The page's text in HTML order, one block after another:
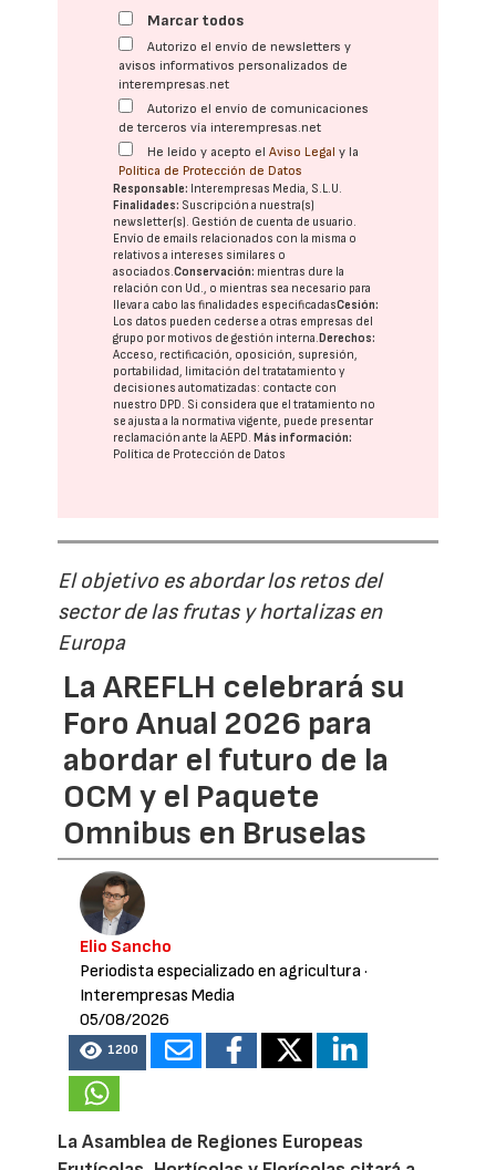
Marcar todos
Autorizo el envío de newsletters y
avisos informativos personalizados de
interempresas.net
Autorizo el envío de comunicaciones
de terceros vía interempresas.net
He leído y acepto elAviso Legal y la
Política de Protección de Datos
Responsable: Interempresas Media, S.L.U.
Finalidades: Suscripción a nuestra(s)
newsletter(s). Gestión de cuenta de usuario.
Envío de emails relacionados con la misma o
relativos a intereses similares o
asociados.Conservación: mientras dure la
relación con Ud., o mientras sea necesario para
llevar a cabo las finalidades especificadasCesión:
Los datos pueden cederse a otras empresas del
grupo por motivos de gestión interna.Derechos:
Acceso, rectificación, oposición, supresión,
portabilidad, limitación del tratatamiento y
decisiones automatizadas: contacte con
nuestro DPD . Si considera que el tratamiento no
se ajusta a la normativa vigente, puede presentar
reclamación ante laAEPD .Más información:
Política de Protección de Datos
El objetivo es abordar los retos del
sector de las frutas y hortalizas en
Europa
La AREFLH celebrará su
Foro Anual 2026 para
abordar el futuro de la
OCM y el Paquete
Omnibus en Bruselas
Elio Sancho
Periodista especializado en agricultura·
Interempresas Media
05/08/2026
1200
La Asamblea de Regiones Europeas